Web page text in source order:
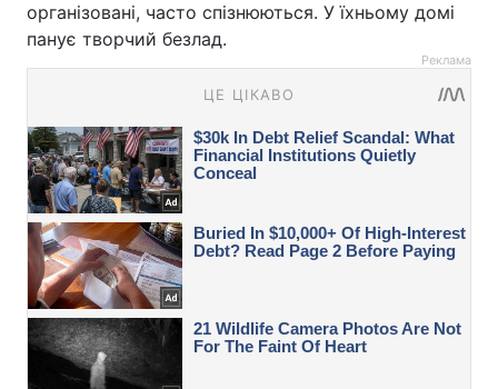
організовані, часто спізнюються. У їхньому домі
панує творчий безлад.
Реклама